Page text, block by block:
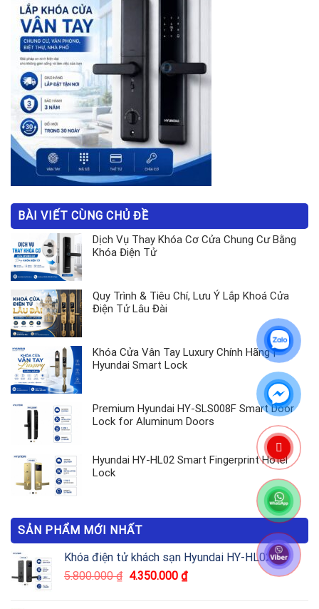
BÀI VIẾT CÙNG CHỦ ĐỀ
Dịch Vụ Thay Khóa Cơ Cửa Chung Cư Bằng
Khóa Điện Tử
Quy Trình & Tiêu Chí, Lưu Ý Lắp Khoá Cửa
Điện Tử Lâu Đài
Khóa Cửa Vân Tay Luxury Chính Hãng |
Hyundai Smart Lock
Premium Hyundai HY-SLS008F Smart Door
Lock for Aluminum Doors
Hyundai HY-HL02 Smart Fingerprint Hotel
Lock
SẢN PHẨM MỚI NHẤT
Khóa điện tử khách sạn Hyundai HY-HL02
5.800.000₫ 4.350.000 ₫